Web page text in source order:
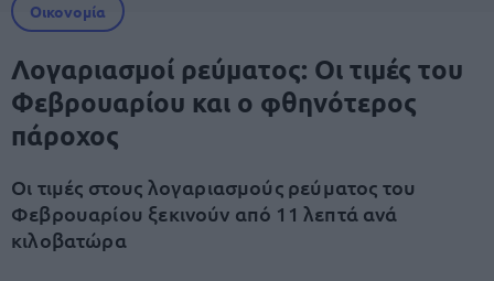
Οικονομία
Λογαριασμοί ρεύματος: Οι τιμές του
Φεβρουαρίου και ο φθηνότερος
πάροχος
Οι τιμές στους λογαριασμούς ρεύματος του
Φεβρουαρίου ξεκινούν από 11 λεπτά ανά
κιλοβατώρα